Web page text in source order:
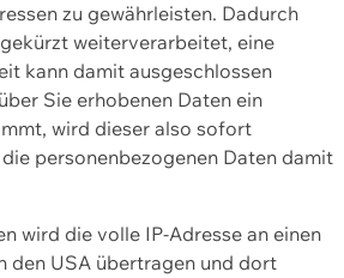
zu gewährleisten. Dadurch
weiterverarbeitet, eine
kann damit ausgeschlossen
Sie erhobenen Daten ein
wird dieser also sofort
personenbezogenen Daten damit
wird die volle IP-Adresse an einen
den USA übertragen und dort